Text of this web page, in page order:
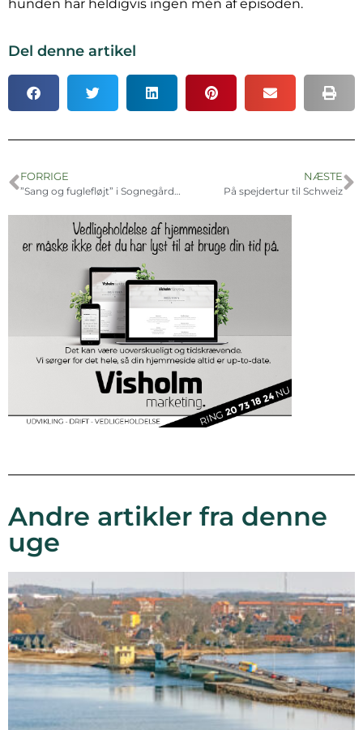
hunden har heldigvis ingen mén af episoden.
Del denne artikel
FORRIGE
”Sang og fuglefløjt” i Sognegården
NÆSTE
På spejdertur til Schweiz
Andre artikler fra denne
uge